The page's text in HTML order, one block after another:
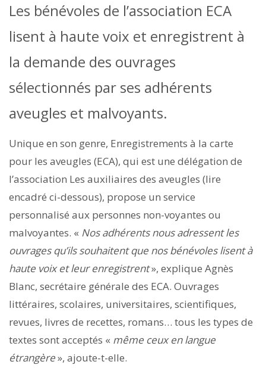
Les bénévoles de l’association ECA
lisent à haute voix et enregistrent à
la demande des ouvrages
sélectionnés par ses adhérents
aveugles et malvoyants.
Unique en son genre, Enregistrements à la carte
pour les aveugles (ECA), qui est une délégation de
l’association Les auxiliaires des aveugles (lire
encadré ci-dessous), propose un service
personnalisé aux personnes non-voyantes ou
malvoyantes. « Nos adhérents nous adressent les
ouvrages qu’ils souhaitent que nos bénévoles lisent à
haute voix et leur enregistrent», explique Agnès
Blanc, secrétaire générale des ECA. Ouvrages
littéraires, scolaires, universitaires, scientifiques,
revues, livres de recettes, romans… tous les types de
textes sont acceptés « même ceux en langue
étrangère», ajoute-t-elle.